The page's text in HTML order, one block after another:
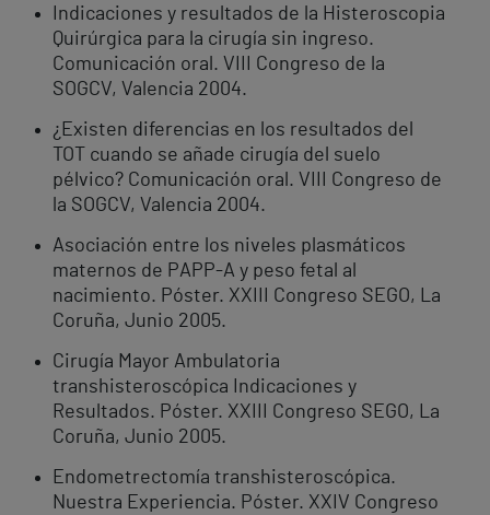
Indicaciones y resultados de la Histeroscopia
Quirúrgica para la cirugía sin ingreso.
Comunicación oral. VIII Congreso de la
SOGCV, Valencia 2004.
¿Existen diferencias en los resultados del
TOT cuando se añade cirugía del suelo
pélvico? Comunicación oral. VIII Congreso de
la SOGCV, Valencia 2004.
Asociación entre los niveles plasmáticos
maternos de PAPP-A y peso fetal al
nacimiento. Póster. XXIII Congreso SEGO, La
Coruña, Junio 2005.
Cirugía Mayor Ambulatoria
transhisteroscópica Indicaciones y
Resultados. Póster. XXIII Congreso SEGO, La
Coruña, Junio 2005.
Endometrectomía transhisteroscópica.
Nuestra Experiencia. Póster. XXIV Congreso